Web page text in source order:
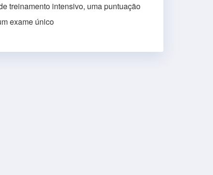
treinamento intensivo, uma puntuação
exame único